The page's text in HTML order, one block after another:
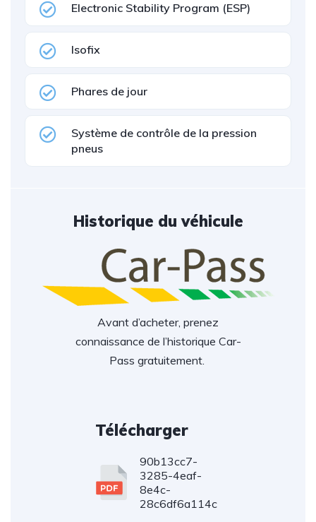
Electronic Stability Program (ESP)
Isofix
Phares de jour
Système de contrôle de la pression
pneus
Historique du véhicule
Avant d’acheter, prenez
connaissance de l’historique Car-
Pass gratuitement.
Télécharger
90b13cc7-
3285-4eaf-
8e4c-
28c6df6a114c